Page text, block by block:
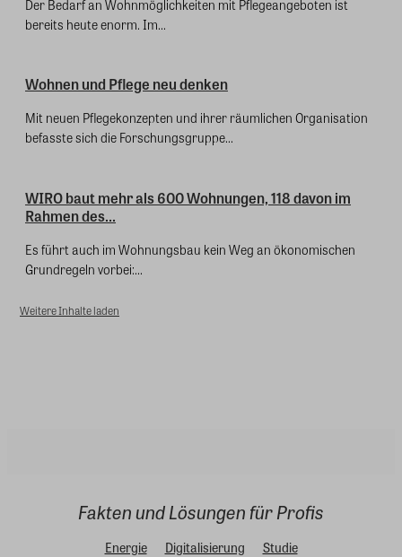
Der Bedarf an Wohnmöglichkeiten mit Pflegeangeboten ist
bereits heute enorm. Im...
Wohnen und Pflege neu denken
Mit neuen Pflegekonzepten und ihrer räumlichen Organisation
befasste sich die Forschungsgruppe...
WIRO baut mehr als 600 Wohnungen, 118 davon im
Rahmen des...
Es führt auch im Wohnungs­bau kein Weg an ökonomischen
Grundregeln vorbei:...
Weitere Inhalte laden
Fakten und Lösungen für Profis
Energie Digitalisierung
Studie